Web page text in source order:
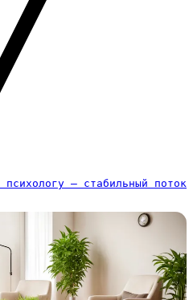
психологу — стабильный поток